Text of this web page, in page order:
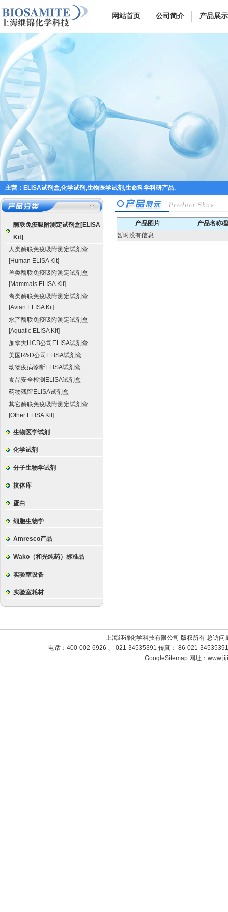
网站首页 公司简介 产品展示
主营：ELISA试剂盒,化学试剂,生物医学试剂,生命科学科研产品.
酶联免疫吸附测定试剂盒[ELISA
Kit]
人类酶联免疫吸附测定试剂盒
[Human ELISA Kit]
兽类酶联免疫吸附测定试剂盒
[Mammals ELISA Kit]
禽类酶联免疫吸附测定试剂盒
[Avian ELISA Kit]
水产酶联免疫吸附测定试剂盒
[Aquatic ELISA Kit]
加拿大HCB公司ELISA试剂盒
美国R&D公司ELISA试剂盒
动物疫病诊断ELISA试剂盒
食品安全检测ELISA试剂盒
药物残留ELISA试剂盒
其它酶联免疫吸附测定试剂盒
[Other ELISA Kit]
生物医学试剂
化学试剂
分子生物学试剂
抗体库
蛋白
细胞生物学
Amresco产品
Wako（和光纯药）标准品
实验室设备
实验室耗材
产品图片
产品名称/
暂时没有信息
上海继锦化学科技有限公司 版权所有 总访问
电话：400-002-6926 、 021-34535391 传真： 86-021-
GoogleSitemap 网址：